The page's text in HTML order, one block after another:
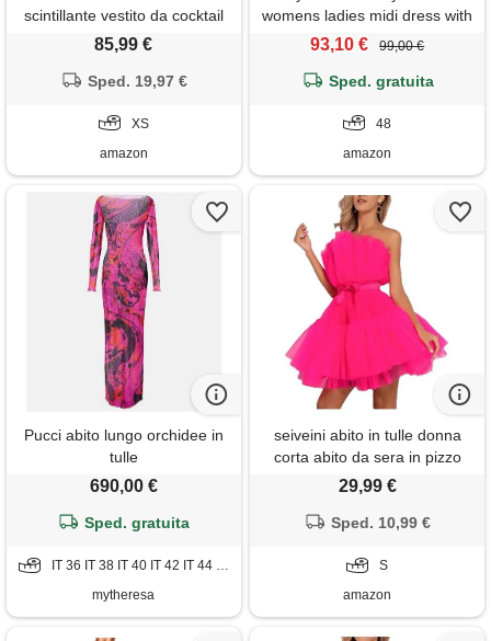
scintillante vestito da cocktail
lungo a sirena fuori spalla
con treno staccabile senza
85,99 €
Sped. 19,97 €
XS
amazon
womens ladies midi dress with
halter neck tulle for evening
bridesmaids ball gown, vestito
desert rose, 16
93,10 € 99,00 €
Sped. gratuita
48
amazon
Pucci abito lungo orchidee in
tulle
690,00 €
Sped. gratuita
IT 36 IT 38 IT 40 IT 42 IT 44 IT 46 IT 48
mytheresa
seiveini abito in tulle donna
corta abito da sera in pizzo
chiffon classico abiti da
vesito in tulle linea ad a mini
rosso s
29,99 €
Sped. 10,99 €
S
amazon